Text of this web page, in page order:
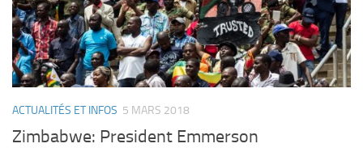
ACTUALITÉS ET INFOS 5 MARS 2018
Zimbabwe: President Emmerson